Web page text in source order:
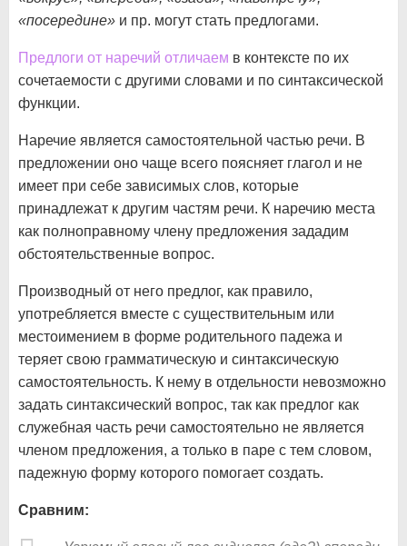
«посередине» и пр. могут стать предлогами.
Предлоги от наречий отличаем в контексте по их
сочетаемости с другими словами и по синтаксической
функции.
Наречие является самостоятельной частью речи. В
предложении оно чаще всего поясняет глагол и не
имеет при себе зависимых слов, которые
принадлежат к другим частям речи. К наречию места
как полноправному члену предложения зададим
обстоятельственные вопрос.
Производный от него предлог, как правило,
употребляется вместе с существительным или
местоимением в форме родительного падежа и
теряет свою грамматическую и синтаксическую
самостоятельность. К нему в отдельности невозможно
задать синтаксический вопрос, так как предлог как
служебная часть речи самостоятельно не является
членом предложения, а только в паре с тем словом,
падежную форму которого помогает создать.
Сравним: